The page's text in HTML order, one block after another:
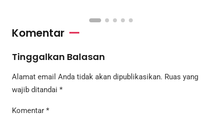
Komentar
Tinggalkan Balasan
Alamat email Anda tidak akan dipublikasikan. Ruas yang
wajib ditandai *
Komentar *